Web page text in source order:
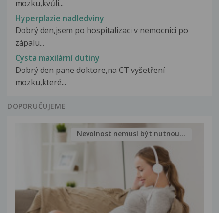
mozku,kvůli...
Hyperplazie nadledviny
Dobrý den,jsem po hospitalizaci v nemocnici po
zápalu...
Cysta maxilární dutiny
Dobrý den pane doktore,na CT vyšetření
mozku,které...
DOPORUČUJEME
Nevolnost nemusí být nutnou...